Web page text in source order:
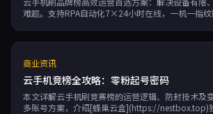
难题。支持RPA自动化7×24小时在线，一机一指
商业资讯
云手机竞榜全攻略：零粉起号密码
本文详解云手机刷竞赛榜的运营逻辑、防封技术及
多账号方案，介绍[蜂巢云盒](https://nestbox.top)